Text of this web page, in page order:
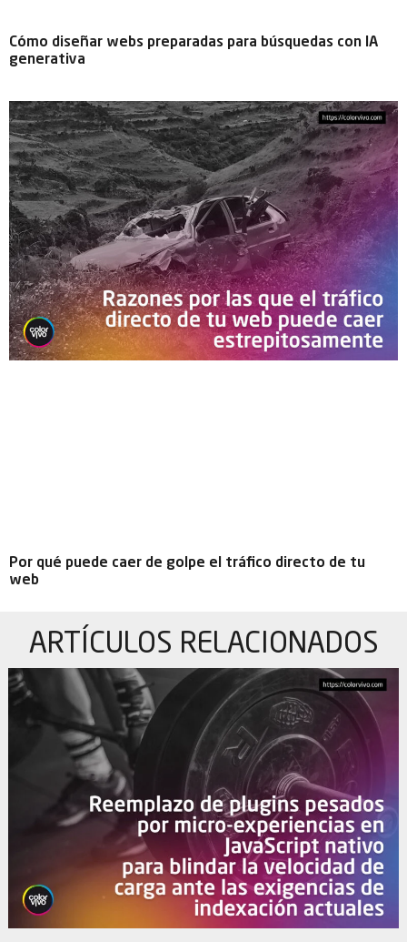
Cómo diseñar webs preparadas para búsquedas con IA
generativa
Por qué puede caer de golpe el tráfico directo de tu
web
ARTÍCULOS RELACIONADOS